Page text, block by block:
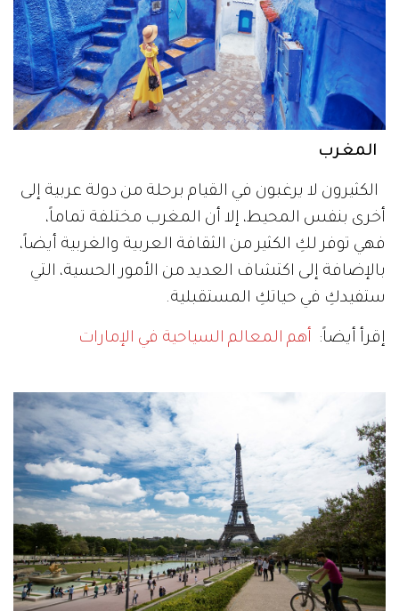
المغرب
الكثيرون لا يرغبون في القيام برحلة من دولة عربية إلى
أخرى بنفس المحيط، إلا أن المغرب مختلفة تماماً،
فهي توفر لكِ الكثير من الثقافة العربية والغربية أيضاً،
بالإضافة إلى اكتشاف العديد من الأمور الحسية، التي
ستفيدكِ في حياتكِ المستقبلية.
إقرأ أيضاً: أهم المعالم السياحية في الإمارات